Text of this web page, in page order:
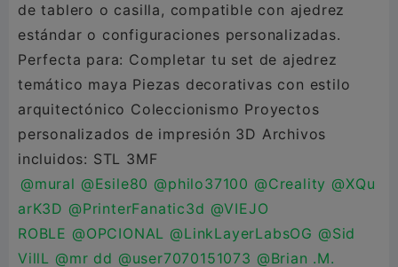
de tablero o casilla, compatible con ajedrez
estándar o configuraciones personalizadas.
Perfecta para: Completar tu set de ajedrez
temático maya Piezas decorativas con estilo
arquitectónico Coleccionismo Proyectos
personalizados de impresión 3D Archivos
incluidos: STL 3MF
@mural @Esile80 @philo37100 @Creality @XQu
arK3D @PrinterFanatic3d @VIEJO
ROBLE @OPCIONAL @LinkLayerLabsOG @Sid
VillL @mr dd @user7070151073 @Brian .M.